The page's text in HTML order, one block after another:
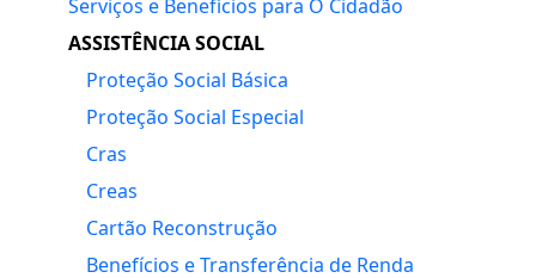
Serviços e Benefícios para O Cidadão
ASSISTÊNCIA SOCIAL
Proteção Social Básica
Proteção Social Especial
Cras
Creas
Cartão Reconstrução
Benefícios e Transferência de Renda